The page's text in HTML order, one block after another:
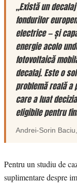
„Există un
fondurilor
electrice — și
energie acolo
fotovoltaică
decalaj. Este o
problemă reală a
care a luat
eligibile pentru
Andrei-Sorin Baciu
Pentru un studiu de
suplimentare despre